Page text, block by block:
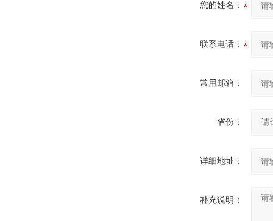
您的姓名：
联系电话：
常用邮箱：
省份：
详细地址：
补充说明：